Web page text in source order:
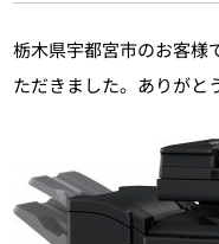
栃木県宇都宮市のお客様
ただきました。ありがと